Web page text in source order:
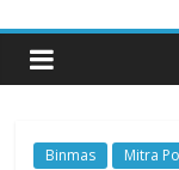
Binmas Mitra